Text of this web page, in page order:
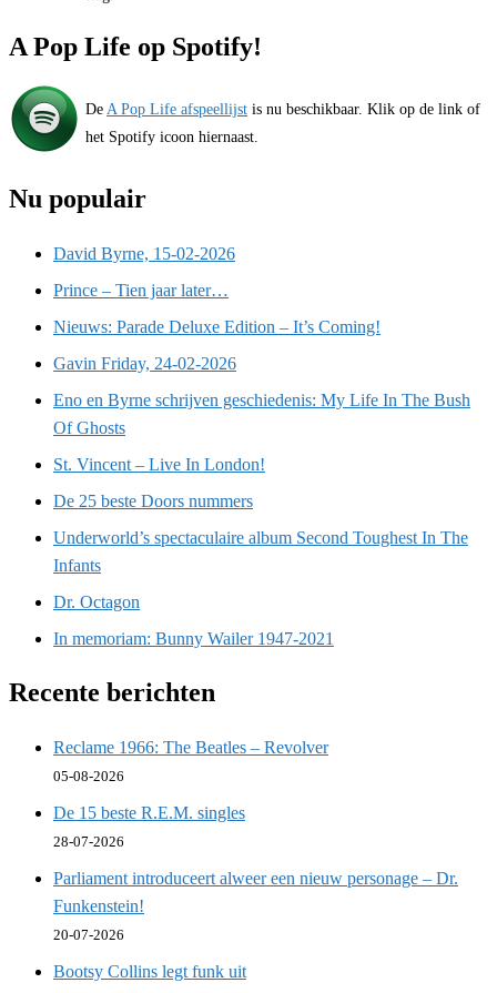
A Pop Life op Spotify!
De A Pop Life afspeellijst is nu beschikbaar. Klik op de link of
het Spotify icoon hiernaast.
Nu populair
David Byrne, 15-02-2026
Prince – Tien jaar later…
Nieuws: Parade Deluxe Edition – It’s Coming!
Gavin Friday, 24-02-2026
Eno en Byrne schrijven geschiedenis: My Life In The Bush
Of Ghosts
St. Vincent – Live In London!
De 25 beste Doors nummers
Underworld’s spectaculaire album Second Toughest In The
Infants
Dr. Octagon
In memoriam: Bunny Wailer 1947-2021
Recente berichten
Reclame 1966: The Beatles – Revolver
05-08-2026
De 15 beste R.E.M. singles
28-07-2026
Parliament introduceert alweer een nieuw personage – Dr.
Funkenstein!
20-07-2026
Bootsy Collins legt funk uit